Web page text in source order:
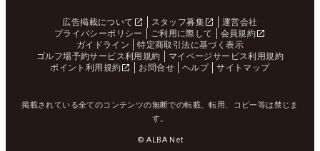
広告掲載について スタッフ募集
運営会社
プライバシーポリシー
ご利用に際して
会員規約
ガイドライン
特定商取引法に基づく表示
ゴルフ場予約サービス利用規約
マイページサービス利用規約
ポイント利用規約
お問合せ ヘルプ サイトマップ
掲載されている全てのコンテンツの無断での転載、転用、コピー等は禁じま
す。
© ALBA Net